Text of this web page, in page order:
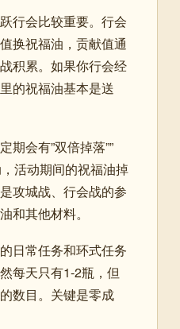
行会比较重要。行会
换祝福油，贡献值通
积累。如果你行会经
的祝福油基本是送
期会有”双倍掉落””
活动期间的祝福油掉
攻城战、行会战的参
和其他材料。
日常任务和环式任务
每天只有1-2瓶，但
数目。关键是零成